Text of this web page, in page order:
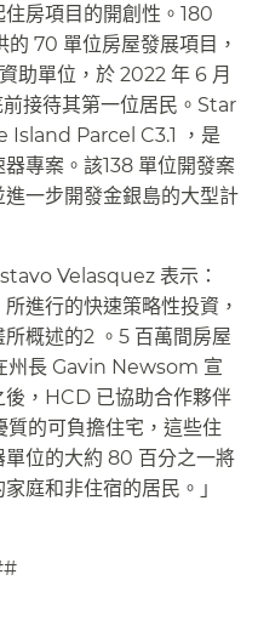
房項目的開創性。180
70 單位房屋發展項目，
助單位，於 2022 年 6 月
接待其第一位居民。Star
Parcel C3.1 ，是
專案。該138 單位開發案
一步開發金銀島的大型計
Velasquez 表示：
進行的快速策略性投資，
概述的2 。5 百萬間房屋
州長 Gavin Newsom 宣
，HCD 已協助合作夥伴
的可負擔住宅，這些住
位的大約 80 百分之一將
庭和非住宿的居民。」​​